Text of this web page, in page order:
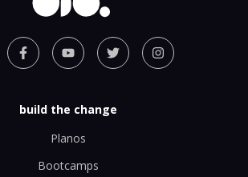
build the change
Planos
Bootcamps